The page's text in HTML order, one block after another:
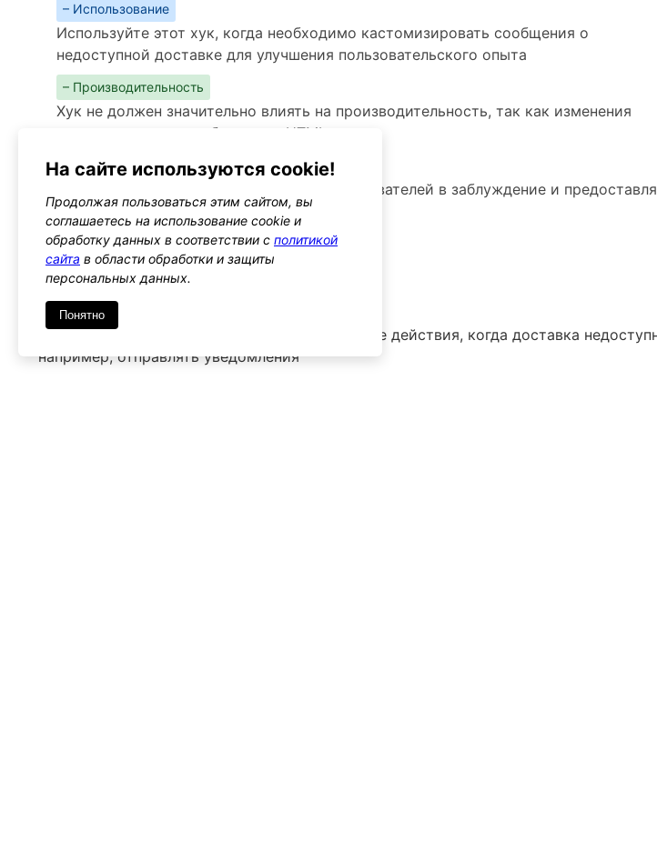
– Использование
Используйте этот хук, когда необходимо кастомизировать сообщения о
недоступной доставке для улучшения пользовательского опыта
– Производительность
Хук не должен значительно влиять на производительность, так как изменения
касаются только отображения HTML
– Предупреждения
Убедитесь, что изменения не вводят пользователей в заблуждение и
им полезную информацию
Альтернативы
woocommerce_shipping_not_available
Тип: action
Этот хук позволяет выполнять дополнительные действия, когда доставка
например, отправлять уведомления
На сайте используются cookie!
Продолжая пользоваться этим сайтом, вы
соглашаетесь на использование cookie и
обработку данных в соответствии с политикой
сайта в области обработки и защиты
персональных данных.
Понятно